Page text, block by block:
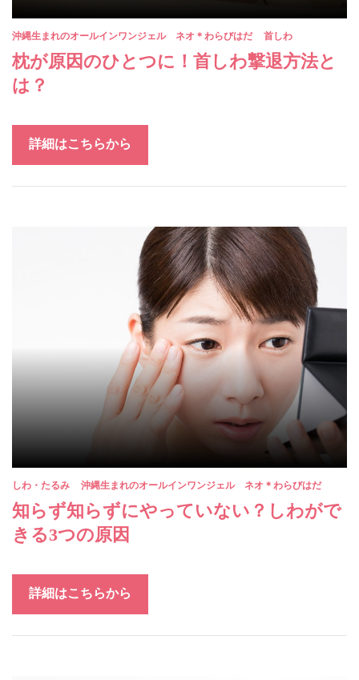
沖縄生まれのオールインワンジェル ネオ＊わらびはだ 首しわ
枕が原因のひとつに！首しわ撃退方法と
は？
詳細はこちらから
しわ・たるみ 沖縄生まれのオールインワンジェル ネオ＊わらびはだ
知らず知らずにやっていない？しわがで
きる3つの原因
詳細はこちらから